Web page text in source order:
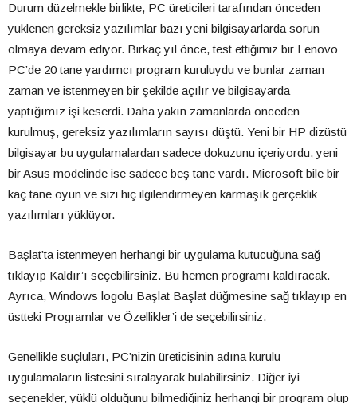
Durum düzelmekle birlikte, PC üreticileri tarafından önceden
yüklenen gereksiz yazılımlar bazı yeni bilgisayarlarda sorun
olmaya devam ediyor. Birkaç yıl önce, test ettiğimiz bir Lenovo
PC’de 20 tane yardımcı program kuruluydu ve bunlar zaman
zaman ve istenmeyen bir şekilde açılır ve bilgisayarda
yaptığımız işi keserdi. Daha yakın zamanlarda önceden
kurulmuş, gereksiz yazılımların sayısı düştü. Yeni bir HP dizüstü
bilgisayar bu uygulamalardan sadece dokuzunu içeriyordu, yeni
bir Asus modelinde ise sadece beş tane vardı. Microsoft bile bir
kaç tane oyun ve sizi hiç ilgilendirmeyen karmaşık gerçeklik
yazılımları yüklüyor.
Başlat’ta istenmeyen herhangi bir uygulama kutucuğuna sağ
tıklayıp Kaldır’ı seçebilirsiniz. Bu hemen programı kaldıracak.
Ayrıca, Windows logolu Başlat Başlat düğmesine sağ tıklayıp en
üstteki Programlar ve Özellikler’i de seçebilirsiniz.
Genellikle suçluları, PC’nizin üreticisinin adına kurulu
uygulamaların listesini sıralayarak bulabilirsiniz. Diğer iyi
seçenekler, yüklü olduğunu bilmediğiniz herhangi bir program olup